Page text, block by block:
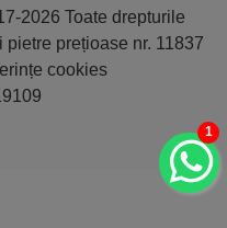
2026 Toate drepturile
pietre prețioase nr. 11837
cookies
1